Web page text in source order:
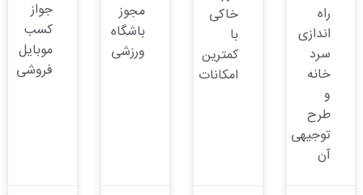
راه
اندازی
سرد
خانه
و
طرح
توجیهی
آن
خاکی
با
کمترین
امکانات
مجوز
باشگاه
ورزشی
جواز
کسب
موبایل
فروشی